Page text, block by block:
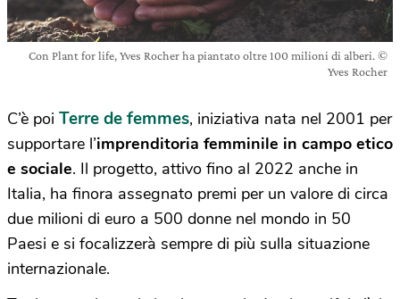
Con Plant for life, Yves Rocher ha piantato oltre 100 milioni di alberi. ©
Yves Rocher
C’è poi Terre de femmes, iniziativa nata nel 2001 per
supportare l’imprenditoria femminile in campo etico
e sociale. Il progetto, attivo fino al 2022 anche in
Italia, ha finora assegnato premi per un valore di circa
due milioni di euro a 500 donne nel mondo in 50
Paesi e si focalizzerà sempre di più sulla situazione
internazionale.